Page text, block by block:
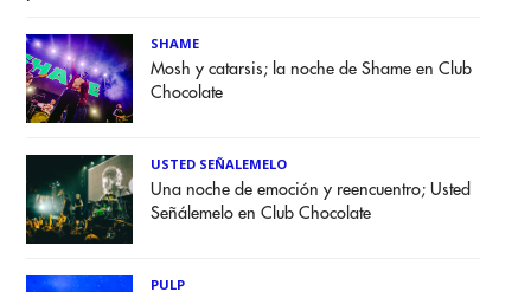
SHAME
Mosh y catarsis; la noche de Shame en Club
Chocolate
USTED SEÑALEMELO
Una noche de emoción y reencuentro; Usted
Señálemelo en Club Chocolate
PULP